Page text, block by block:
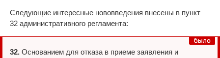
Следующие интересные нововведения внесены в пункт
32 административного регламента:
32. Основанием для отказа в приеме заявления и